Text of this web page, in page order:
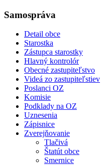
Samospráva
Detail obce
Starostka
Zástupca starostky
Hlavný kontrolór
Obecné zastupiteľstvo
Videá zo zastupiteľstiev
Poslanci OZ
Komisie
Podklady na OZ
Uznesenia
Zápisnice
Zverejňovanie
Tlačivá
Štatút obce
Smernice